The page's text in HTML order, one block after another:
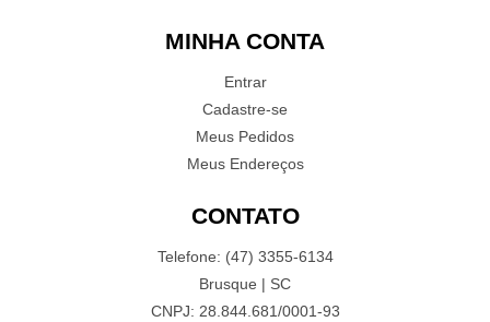
MINHA CONTA
Entrar
Cadastre-se
Meus Pedidos
Meus Endereços
CONTATO
Telefone: (47) 3355-6134
Brusque | SC
CNPJ: 28.844.681/0001-93